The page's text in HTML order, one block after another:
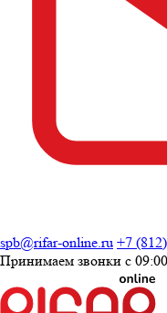
spb@rifar-online.ru +7
Принимаем звонки с